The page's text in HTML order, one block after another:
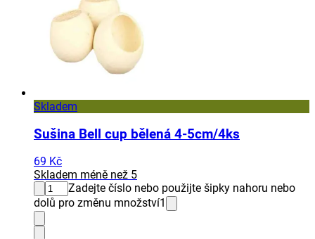
Skladem
Sušina Bell cup bělená 4-5cm/4ks
69 Kč
Skladem méně než 5
Zadejte číslo nebo použijte šipky nahoru nebo
dolů pro změnu množství1